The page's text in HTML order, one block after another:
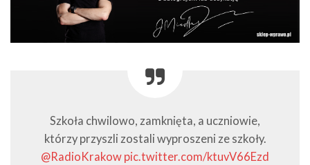
Szkoła chwilowo, zamknięta, a uczniowie,
którzy przyszli zostali wyproszeni ze szkoły.
@RadioKrakow pic.twitter.com/ktuvV66Ezd